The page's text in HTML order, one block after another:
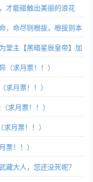
才能碰触出美丽的浪花
，命尽则根拔，根拔则本
堂主【黑暗星辰皇帝】加
（求月票！！）
求月票！！）
求月票！！）
月票！！）
票！！）
藏大人，您还没死呢？